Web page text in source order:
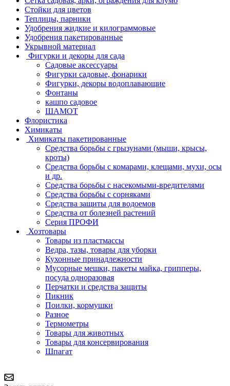
Стойки для цветов
Теплицы, парники
Удобрения жидкие и килограммовые
Удобрения пакетированные
Укрывной материал
Фигурки и декоры для сада
Садовые аксессуары
Фигурки садовые, фонарики
Фигурки, декоры водоплавающие
Фонтаны
кашпо садовое
ШАМОТ
Флористика
Химикаты
Химикаты пакетированные
Средства борьбы с грызунами (мыши, крысы,
кроты)
Средства борьбы с комарами, клещами, мухи, осы
и др.
Средства борьбы с насекомыми-вредителями
Средства борьбы с сорняками
Средства защиты для водоемов
Средства от болезней растений
Серия ПРОФИ
Хозтовары
Товары из пластмассы
Ведра, тазы, товары для уборки
Кухонные принадлежности
Мусорные мешки, пакеты майка, грипперы,
посуда одноразовая
Перчатки и средства защиты
Пикник
Поилки, кормушки
Разное
Термометры
Товары для животных
Товары для консервирования
Шпагат